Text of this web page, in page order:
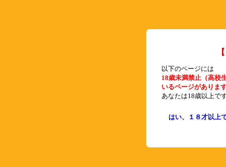
以下のページには
18歳未満禁止（高校
いるページがありま
あなたは18歳以上で
はい、１８才以上